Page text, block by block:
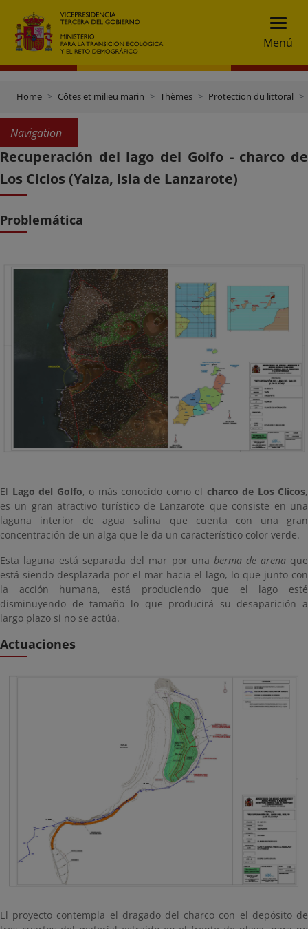
Menú
Home Côtes et milieu marin Thèmes Protection du littoral
Navigation
Recuperación del lago del Golfo - charco de
Los Ciclos (Yaiza, isla de Lanzarote)
Problemática
El Lago del Golfo, o más conocido como el charco de Los Clicos,
es un gran atractivo turístico de Lanzarote que consiste en una
laguna interior de agua salina que cuenta con una gran
concentración de un alga que le da un característico color verde.
Esta laguna está separada del mar por una berma de arenaque
está siendo desplazada por el mar hacia el lago, lo que junto con
la acción humana, está produciendo que el lago esté
disminuyendo de tamaño lo que producirá su desaparición a
largo plazo si no se actúa.
Actuaciones
El proyecto contempla el dragado del charco con el depósito de